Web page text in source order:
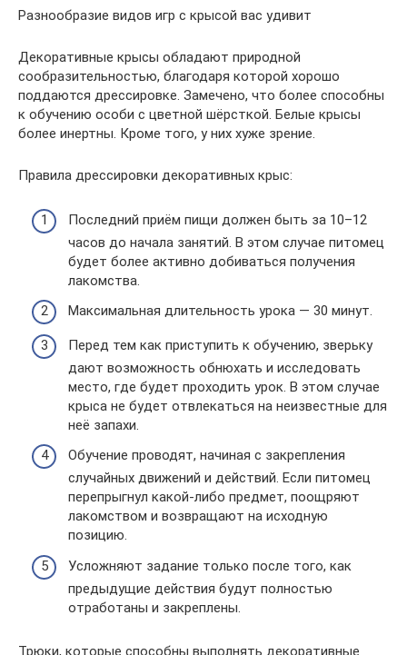
Разнообразие видов игр с крысой вас удивит
Декоративные крысы обладают природной
сообразительностью, благодаря которой хорошо
поддаются дрессировке. Замечено, что более способны
к обучению особи с цветной шёрсткой. Белые крысы
более инертны. Кроме того, у них хуже зрение.
Правила дрессировки декоративных крыс:
Последний приём пищи должен быть за 10–12
часов до начала занятий. В этом случае питомец
будет более активно добиваться получения
лакомства.
Максимальная длительность урока — 30 минут.
Перед тем как приступить к обучению, зверьку
дают возможность обнюхать и исследовать
место, где будет проходить урок. В этом случае
крыса не будет отвлекаться на неизвестные для
неё запахи.
Обучение проводят, начиная с закрепления
случайных движений и действий. Если питомец
перепрыгнул какой-либо предмет, поощряют
лакомством и возвращают на исходную
позицию.
Усложняют задание только после того, как
предыдущие действия будут полностью
отработаны и закреплены.
Трюки, которые способны выполнять декоративные